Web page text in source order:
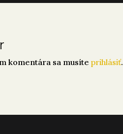
komentára sa musíte prihlásiť.